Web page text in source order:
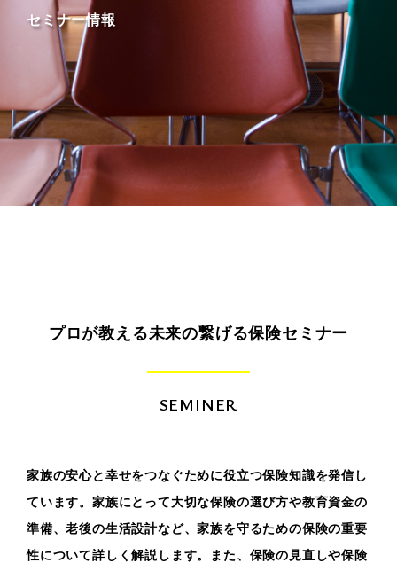
セミナー情報
プロが教える未来の繋げる保険セミナー
SEMINER
家族の安心と幸せをつなぐために役立つ保険知識を発信し
ています。家族にとって大切な保険の選び方や教育資金の
準備、老後の生活設計など、家族を守るための保険の重要
性について詳しく解説します。また、保険の見直しや保険